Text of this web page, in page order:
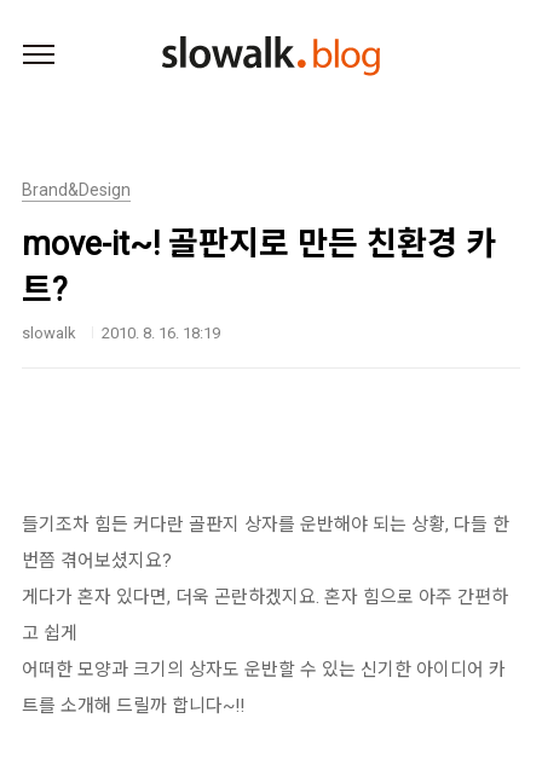
Brand&Design
move-it~! 골판지로 만든 친환경 카
트?
slowalk 2010. 8. 16. 18:19
들기조차 힘든 커다란 골판지 상자를 운반해야 되는 상황, 다들 한
번쯤 겪어보셨지요?
게다가 혼자 있다면, 더욱 곤란하겠지요. 혼자 힘으로 아주 간편하
고 쉽게
어떠한 모양과 크기의 상자도 운반할 수 있는 신기한 아이디어 카
트를 소개해 드릴까 합니다~!!